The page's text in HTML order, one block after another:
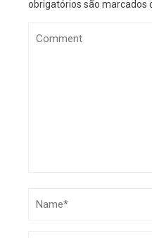
obrigatórios são marcados